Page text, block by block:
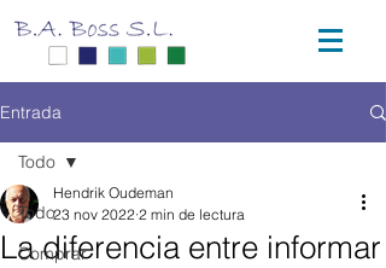
Entrada
Todo
Comprar
Todo
La diferencia entre informar
Hendrik Oudeman
23 nov 2022 2 min de lectura